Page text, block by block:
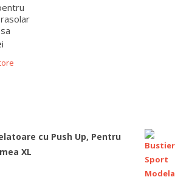
cu Push Up, Pentru
XL